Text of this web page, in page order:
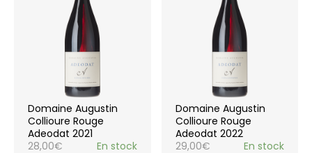
Domaine Augustin
Collioure Rouge
Adeodat 2021
28,00€ En stock
Domaine Augustin
Collioure Rouge
Adeodat 2022
29,00€ En stock